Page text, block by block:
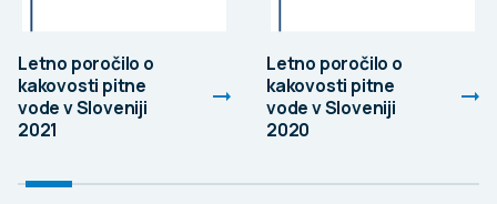
Letno poročilo o
kakovosti pitne
vode v Sloveniji
2021
Letno poročilo o
kakovosti pitne
vode v Sloveniji
2020